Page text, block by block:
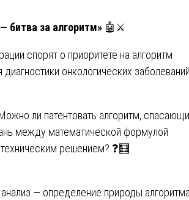
битва за алгоритм» 🤖⚔️
спорят о приоритете на алгоритм
онкологических
ли патентовать алгоритм,
между математической формулой
решением? ❓🧮
— определение природы